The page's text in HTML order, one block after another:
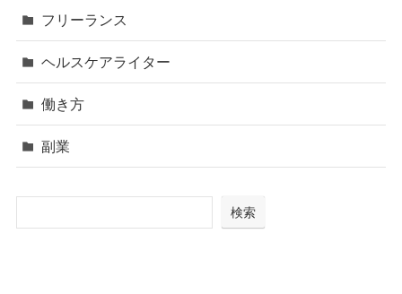
フリーランス
ヘルスケアライター
働き方
副業
検索